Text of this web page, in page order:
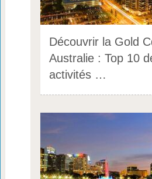
Découvrir la Gold
Australie : Top 10
activités …